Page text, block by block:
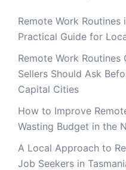
Remote Work
Practical Guide for
Remote Work Routines
Sellers Should Ask
Capital Cities
How to Improve
Wasting Budget in the
A Local Approach to
Job Seekers in